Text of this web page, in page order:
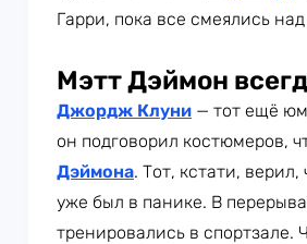
Гарри, пока все смеялись
Мэтт Дэймон
Джордж Клуни — тот ещё
он подговорил костюмеров,
Дэймона. Тот, кстати,
уже был в панике. В
тренировались в спортзале.